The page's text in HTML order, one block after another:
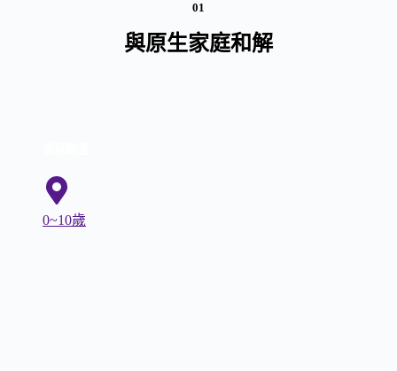
01
與原生家庭和解
0~10歲